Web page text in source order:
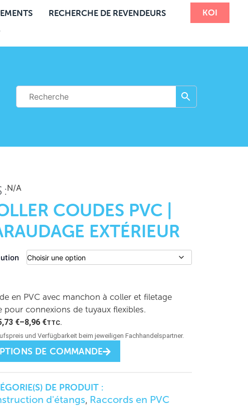
RECHERCHE DE REVENDEURS
KOI
:N/A
COUDES PVC |
EXTÉRIEUR
en PVC avec manchon à coller et filetage
pour connexions de tuyaux flexibles.
€–8,96 €TTC.
DE COMMANDE
DE PRODUIT :
d'étangs, Raccords en PVC